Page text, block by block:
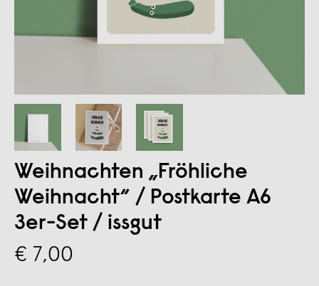
Weihnachten „Fröhliche
Weihnacht“ / Postkarte A6
3er-Set / issgut
€ 7,00